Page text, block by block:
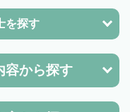
を探す
容から探す